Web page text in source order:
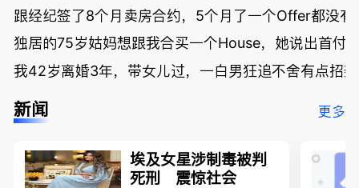
跟经纪签了8个月卖房合约，5个月了一个Offer都没有
独居的75岁姑妈想跟我合买一个House，她说出首付
我42岁离婚3年，带女儿过，一白男狂追不舍有点招
新闻 更多
埃及女星涉制毒被判
死刑 震惊社会